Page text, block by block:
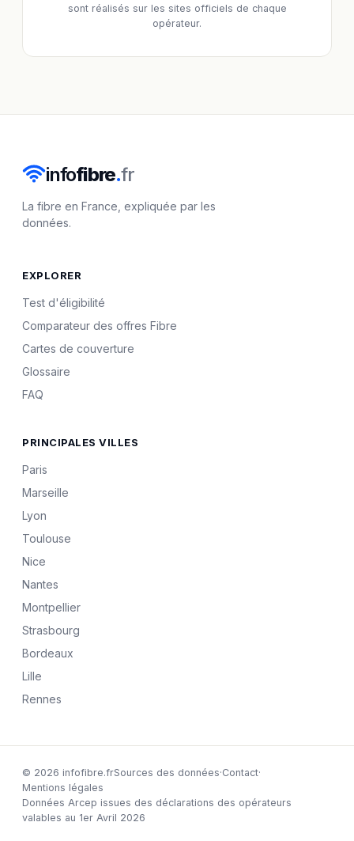
sont réalisés sur les sites officiels de chaque
opérateur.
infofibre.fr
La fibre en France, expliquée par les
données.
EXPLORER
Test d'éligibilité
Comparateur des offres Fibre
Cartes de couverture
Glossaire
FAQ
PRINCIPALES VILLES
Paris
Marseille
Lyon
Toulouse
Nice
Nantes
Montpellier
Strasbourg
Bordeaux
Lille
Rennes
© 2026 infofibre.frSources des données·Contact·
Mentions légales
Données Arcep issues des déclarations des opérateurs
valables au 1er Avril 2026